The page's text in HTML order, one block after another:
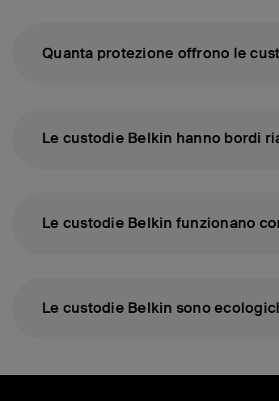
Quanta protezione offrono le
Le custodie Belkin hanno bordi
Le custodie Belkin funzionano
Le custodie Belkin sono